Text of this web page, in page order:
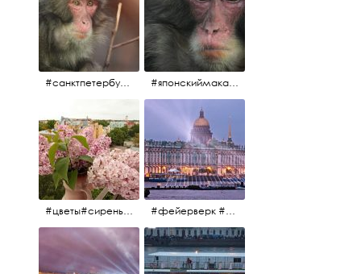
#санктпетербург #macacafuscata #macaca #ленинградскийзоопарк #снежнаяобезьяна #японскиймакак #макака #зоопарк #японскиймакак#снежнаяобезьяна#приматы#макака#зоопарк#животные#ленинградскийзоопарк#macaca#macacafuscata#санктпетербург
#цветы#сирень #розоваясирень #натюрморт #натюрмортсцветами #весна2012 #пробуждение #фейерверк #салют #парусник #санктпетербург #белыеночи2012 #белыеночи #алыепаруса2012 #алыепаруса #нева